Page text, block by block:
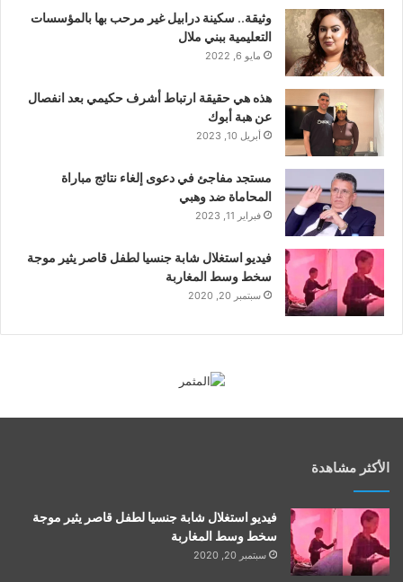
وثيقة.. سكينة درابيل غير مرحب بها بالمؤسسات
التعليمية ببني ملال
مايو 6, 2022
هذه هي حقيقة ارتباط أشرف حكيمي بعد انفصال
عن هبة أبوك
أبريل 10, 2023
مستجد مفاجئ في دعوى إلغاء نتائج مباراة
المحاماة ضد وهبي
فبراير 11, 2023
فيديو استغلال شابة جنسيا لطفل قاصر يثير موجة
سخط وسط المغاربة
سبتمبر 20, 2020
الأكثر مشاهدة
فيديو استغلال شابة جنسيا لطفل قاصر يثير موجة
سخط وسط المغاربة
سبتمبر 20, 2020